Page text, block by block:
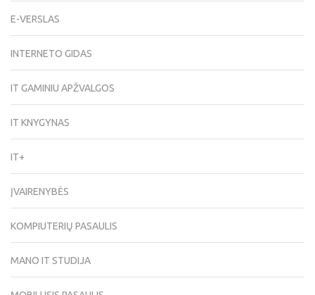
E-VERSLAS
INTERNETO GIDAS
IT GAMINIU APŽVALGOS
IT KNYGYNAS
IT+
ĮVAIRENYBĖS
KOMPIUTERIŲ PASAULIS
MANO IT STUDIJA